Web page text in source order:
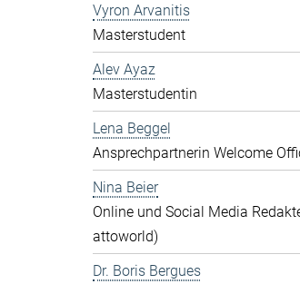
Vyron Arvanitis
Masterstudent
Alev Ayaz
Masterstudentin
Lena Beggel
Ansprechpartnerin Welcome
Nina Beier
Online und Social Media
attoworld)
Dr. Boris Bergues